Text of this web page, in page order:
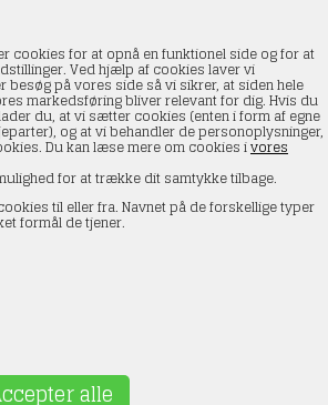
cookies for at opnå en funktionel side og for at
Ved hjælp af cookies laver vi
besøg på vores side så vi sikrer, at siden hele
markedsføring bliver relevant for dig. Hvis du
du, at vi sætter cookies (enten i form af egne
og at vi behandler de personoplysninger,
Du kan læse mere om cookies ivores
for at trække dit samtykke tilbage.
til eller fra. Navnet på de forskellige typer
formål de tjener.
Ballast, Hvid, Medium, 500
Hobbytrade Ballast